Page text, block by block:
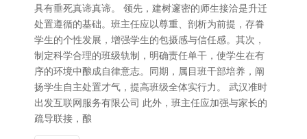
具有垂死真谛真谛。 领先，建树邃密的师生接洽是升迁
处置遵循的基础。班主任应以尊重、剖析为前提，存眷
学生的个性发展，增强学生的包摄感与信任感。其次，
制定科学合理的班级轨制，明确责任单干，使学生在有
序的环境中酿成自律意志。同期，属目班干部培养，阐
扬学生自主处置才气，提高班级全体实行力。 武汉准时
出发互联网服务有限公司 此外，班主任应加强与家长的
疏导联接，酿